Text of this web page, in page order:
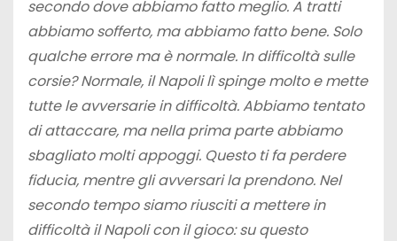
secondo dove abbiamo fatto meglio. A tratti
abbiamo sofferto, ma abbiamo fatto bene. Solo
qualche errore ma è normale. In difficoltà sulle
corsie? Normale, il Napoli lì spinge molto e mette
tutte le avversarie in difficoltà. Abbiamo tentato
di attaccare, ma nella prima parte abbiamo
sbagliato molti appoggi. Questo ti fa perdere
fiducia, mentre gli avversari la prendono. Nel
secondo tempo siamo riusciti a mettere in
difficoltà il Napoli con il gioco: su questo